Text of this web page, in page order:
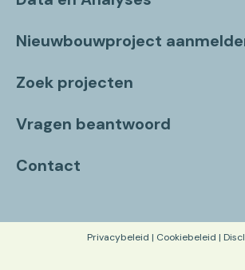
Nieuwbouwproject
Zoek projecten
Vragen beantwoord
Contact
Privacybeleid | Cookiebeleid |